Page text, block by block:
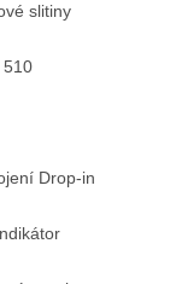
slitiny
510
Drop-in